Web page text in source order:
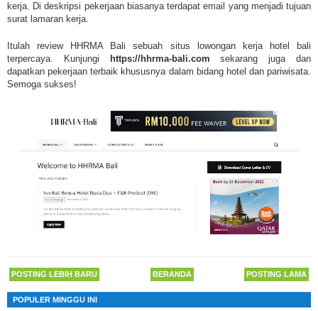
kerja. Di deskripsi pekerjaan biasanya terdapat email yang menjadi tujuan
surat lamaran kerja.
Itulah review HHRMA Bali sebuah situs lowongan kerja hotel bali
terpercaya. Kunjungi
https://hhrma-bali.com sekarang juga dan
dapatkan pekerjaan terbaik khususnya dalam bidang hotel dan pariwisata.
Semoga sukses!
POSTING LEBIH BARU POSTING LAMA
BERANDA
POPULER MINGGU INI